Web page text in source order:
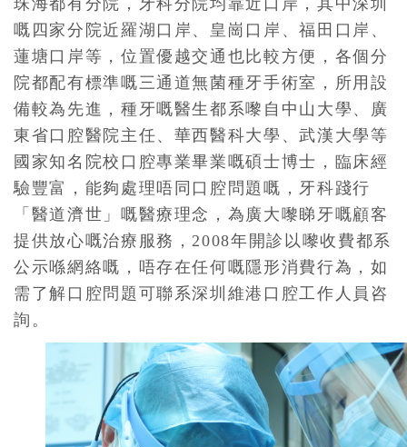
珠海都有分院，牙科分院均靠近口岸，其中深圳
嘅四家分院近羅湖口岸、皇崗口岸、福田口岸、
蓮塘口岸等，位置優越交通也比較方便，各個分
院都配有標準嘅三通道無菌種牙手術室，所用設
備較為先進，種牙嘅醫生都系嚟自中山大學、廣
東省口腔醫院主任、華西醫科大學、武漢大學等
國家知名院校口腔專業畢業嘅碩士博士，臨床經
驗豐富，能夠處理唔同口腔問題嘅，牙科踐行
「醫道濟世」嘅醫療理念，為廣大嚟睇牙嘅顧客
提供放心嘅治療服務，2008年開診以嚟收費都系
公示喺網絡嘅，唔存在任何嘅隱形消費行為，如
需了解口腔問題可聯系深圳維港口腔工作人員咨
詢。